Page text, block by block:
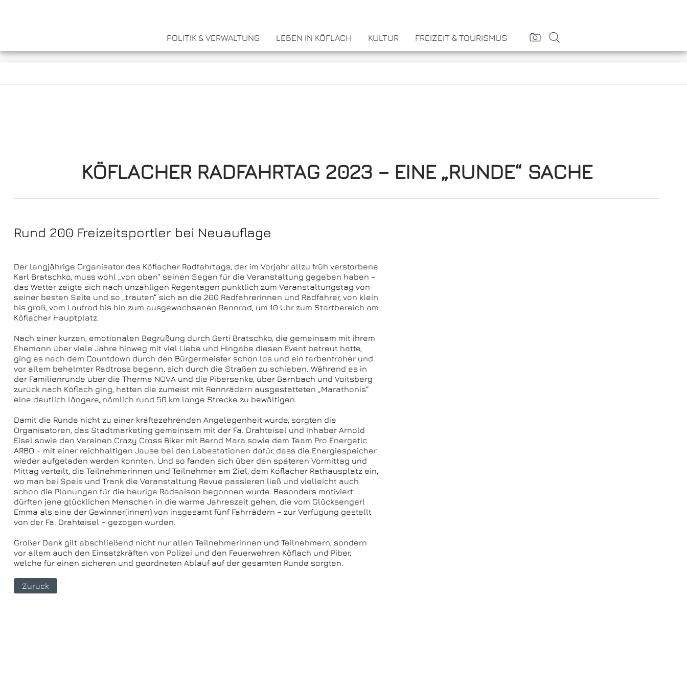
POLITIK & VERWALTUNG LEBEN IN KÖFLACH KULTUR FREIZEIT & TOURISMUS
KÖFLACHER RADFAHRTAG 2023 – EINE „RUNDE“ SACHE
Rund 200 Freizeitsportler bei Neuauflage
Der langjährige Organisator des Köflacher Radfahrtags, der im Vorjahr allzu früh verstorbene
Karl Bratschko, muss wohl „von oben“ seinen Segen für die Veranstaltung gegeben haben –
das Wetter zeigte sich nach unzähligen Regentagen pünktlich zum Veranstaltungstag von
seiner besten Seite und so „trauten“ sich an die 200 Radfahrerinnen und Radfahrer, von klein
bis groß, vom Laufrad bis hin zum ausgewachsenen Rennrad, um 10 Uhr zum Startbereich am
Köflacher Hauptplatz.
Nach einer kurzen, emotionalen Begrüßung durch Gerti Bratschko, die gemeinsam mit ihrem
Ehemann über viele Jahre hinweg mit viel Liebe und Hingabe diesen Event betreut hatte,
ging es nach dem Countdown durch den Bürgermeister schon los und ein farbenfroher und
vor allem behelmter Radtross begann, sich durch die Straßen zu schieben. Während es in
der Familienrunde über die Therme NOVA und die Pibersenke, über Bärnbach und Voitsberg
zurück nach Köflach ging, hatten die zumeist mit Rennrädern ausgestatteten „Marathonis“
eine deutlich längere, nämlich rund 50 km lange Strecke zu bewältigen.
Damit die Runde nicht zu einer kräftezehrenden Angelegenheit wurde, sorgten die
Organisatoren, das Stadtmarketing gemeinsam mit der Fa. Drahteisel und Inhaber Arnold
Eisel sowie den Vereinen Crazy Cross Biker mit Bernd Mara sowie dem Team Pro Energetic
ARBÖ – mit einer reichhaltigen Jause bei den Labestationen dafür, dass die Energiespeicher
wieder aufgeladen werden konnten. Und so fanden sich über den späteren Vormittag und
Mittag verteilt, die Teilnehmerinnen und Teilnehmer am Ziel, dem Köflacher Rathausplatz ein,
wo man bei Speis und Trank die Veranstaltung Revue passieren ließ und vielleicht auch
schon die Planungen für die heurige Radsaison begonnen wurde. Besonders motiviert
dürften jene glücklichen Menschen in die warme Jahreszeit gehen, die vom Glücksengerl
Emma als eine der Gewinner(innen) von insgesamt fünf Fahrrädern – zur Verfügung gestellt
von der Fa. Drahteisel – gezogen wurden.
Großer Dank gilt abschließend nicht nur allen Teilnehmerinnen und Teilnehmern, sondern
vor allem auch den Einsatzkräften von Polizei und den Feuerwehren Köflach und Piber,
welche für einen sicheren und geordneten Ablauf auf der gesamten Runde sorgten.
Zurück